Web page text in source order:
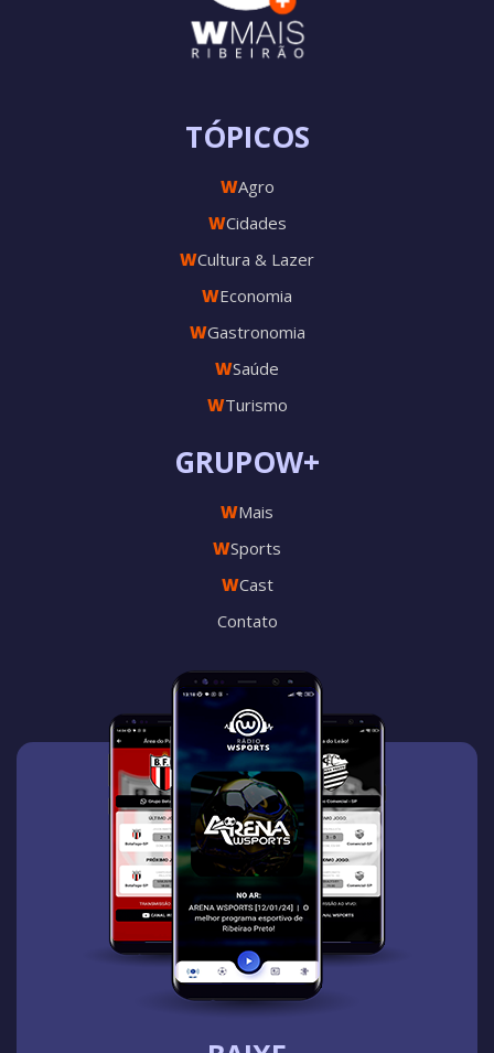
GRUPOW+
WMais
WSports
WCast
Contato
TÓPICOS
WAgro
WCidades
WCultura & Lazer
WEconomia
WGastronomia
WSaúde
WTurismo